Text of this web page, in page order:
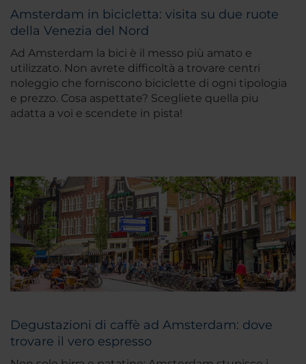
Amsterdam in bicicletta: visita su due ruote
della Venezia del Nord
Ad Amsterdam la bici è il messo più amato e
utilizzato. Non avrete difficoltà a trovare centri
noleggio che forniscono biciclette di ogni tipologia
e prezzo. Cosa aspettate? Scegliete quella piu
adatta a voi e scendete in pista!
Degustazioni di caffè ad Amsterdam: dove
trovare il vero espresso